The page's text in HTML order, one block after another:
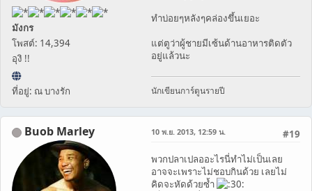
มังกร
โพสต์: 14,394
อุงิ !!
ที่อยู่: ณ บางรัก
ทำบ่อยๆหลังๆคล่องขึ้นเยอะ
แต่ตูว่าผู้ชายมีเซ้นด้านอาหารติดตัว
อยู่แล้วนะ
นักเขียนการ์ตูนรายปี
Buob Marley #19
10 พ.ย. 2013, 12:59 น.
พวกปลาเปลออะไรนี่ทำไม่เป็นเลย
อาจจะเพราะไม่ชอบกินด้วย เลยไม่
คิดจะหัดด้วยซ้ำ